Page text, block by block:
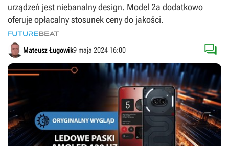
urządzeń jest niebanalny design. Model 2a dodatkowo
oferuje opłacalny stosunek ceny do jakości.
Mateusz Ługowik9 maja 2024 16:00 